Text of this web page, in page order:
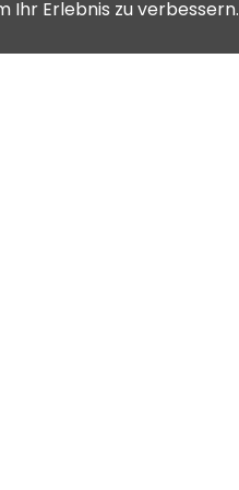
Ihr Erlebnis zu verbessern.